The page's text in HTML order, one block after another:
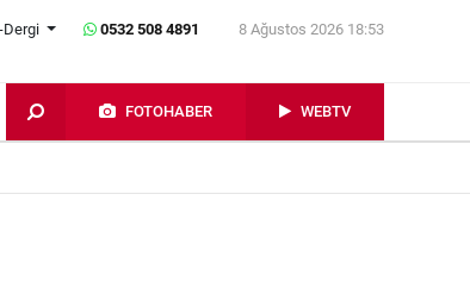
Dergi 0532 508 4891 8 Ağustos 2026 18:53
FOTOHABER WEBTV